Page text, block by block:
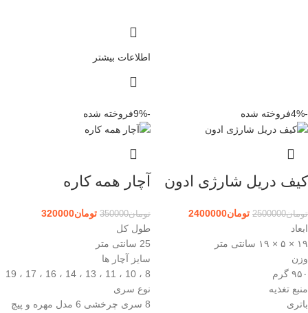
اطلاعات بیشتر
-4% فروخته شده
کیف دریل شارژی ادون
تومان2500000 تومان2400000
ابعاد
۱۹ × ۵ × ۱۹ سانتی متر
وزن
۹۵۰ گرم
منبع تغذیه
باتری
-9% فروخته شده
آچار همه کاره
تومان350000 تومان320000
طول کل
25 سانتی متر
سایز آچار ها
8 ، 10 ، 11 ، 13 ، 14 ، 16 ، 17 ، 19
نوع سری
8 سری چرخشی 6 مدل مهره و پیچ